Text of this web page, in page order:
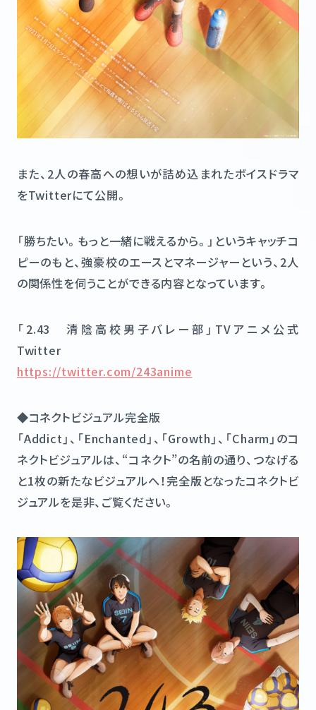
また、2人の春高への想いが詰め込まれたボイスドラマ
をTwitterにて公開。
「勝ちたい。もっと一緒に戦えるから。」というキャッチコ
ピーのもと、強豪校のエースとマネージャーという、2人
の関係性を伺うことができる内容となっています。
「2.43 清陰高校男子バレー部」TVアニメ公式
Twitter
https://twitter.com/243anime
◆コネクトビジュアル完全版
「Addict」、「Enchanted」、「Growth」、「Charm」のコ
ネクトビジュアルは、“コネクト”の名前の通り、つなげる
と1枚の新たなビジュアルへ！完全版となったコネクトビ
ジュアルを是非、ご覧ください。